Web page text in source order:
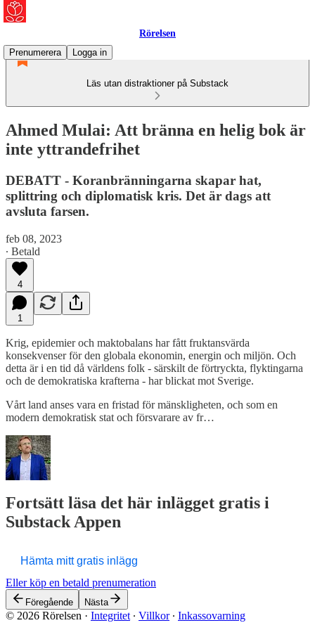
Rörelsen
Prenumerera
Logga in
Läs utan distraktioner på Substack
Ahmed Mulai: Att bränna en helig bok är
inte yttrandefrihet
DEBATT - Koranbränningarna skapar hat,
splittring och diplomatisk kris. Det är dags att
avsluta farsen.
feb 08, 2023
∙ Betald
4
1
Krig, epidemier och maktobalans har fått fruktansvärda
konsekvenser för den globala ekonomin, energin och miljön. Och
detta är i en tid då världens folk - särskilt de förtryckta, flyktingarna
och de demokratiska krafterna - har blickat mot Sverige.
Vårt land anses vara en fristad för mänskligheten, och som en
modern demokratisk stat och försvarare av fr…
Fortsätt läsa det här inlägget gratis i
Substack Appen
Hämta mitt gratis inlägg
Eller köp en betald prenumeration
Föregående Nästa
© 2026 Rörelsen · Integritet ∙ Villkor∙ Inkassovarning